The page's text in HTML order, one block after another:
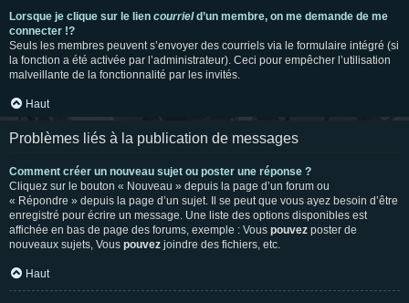
Lorsque je clique sur le lien courrield’un membre, on me demande de me
connecter !?
Seuls les membres peuvent s’envoyer des courriels via le formulaire intégré (si
la fonction a été activée par l’administrateur). Ceci pour empêcher l’utilisation
malveillante de la fonctionnalité par les invités.
Haut
Problèmes liés à la publication de messages
Comment créer un nouveau sujet ou poster une réponse ?
Cliquez sur le bouton « Nouveau » depuis la page d’un forum ou
« Répondre » depuis la page d’un sujet. Il se peut que vous ayez besoin d’être
enregistré pour écrire un message. Une liste des options disponibles est
affichée en bas de page des forums, exemple : Vous pouvez poster de
nouveaux sujets, Vous pouvez joindre des fichiers, etc.
Haut